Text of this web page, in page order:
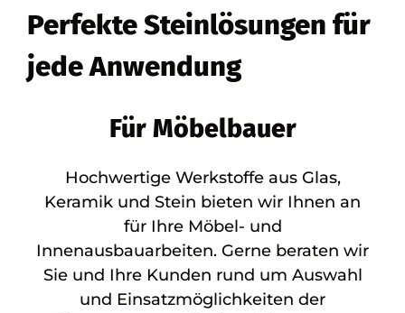
Perfekte Steinlösungen für
jede Anwendung
Für Möbelbauer
Hochwertige Werkstoffe aus Glas,
Keramik und Stein bieten wir Ihnen an
für Ihre Möbel- und
Innenausbauarbeiten. Gerne beraten wir
Sie und Ihre Kunden rund um Auswahl
und Einsatzmöglichkeiten der